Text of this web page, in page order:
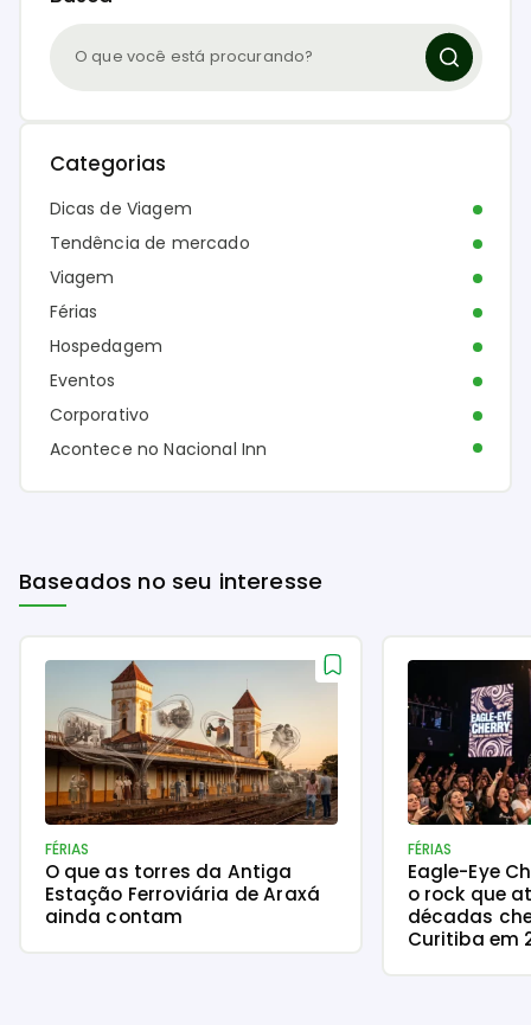
Categorias
Dicas de Viagem
Tendência de mercado
Viagem
Férias
Hospedagem
Eventos
Corporativo
Acontece no Nacional Inn
Baseados no seu interesse
FÉRIAS
O que as torres da Antiga
Estação Ferroviária de Araxá
ainda contam
FÉRIAS
Eagle-Eye
o rock que
décadas
Curitiba em